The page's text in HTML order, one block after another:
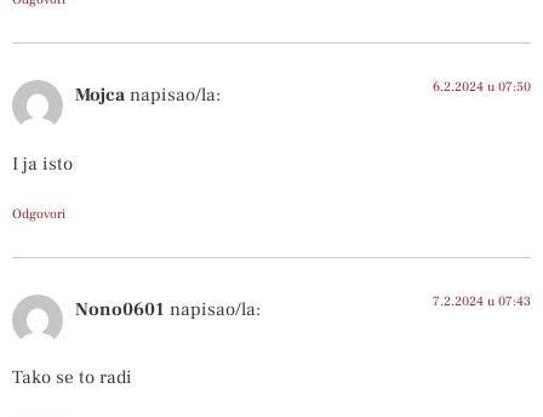
Mojca napisao/la: 6.2.2024 u 07:50
I ja isto
Odgovori
Nono0601 napisao/la: 7.2.2024 u 07:43
Tako se to radi